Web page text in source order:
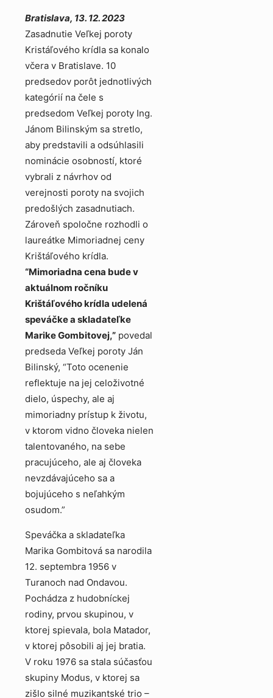
Bratislava, 13. 12. 2023
Zasadnutie Veľkej poroty
Kristáľového krídla sa konalo
včera v Bratislave. 10
predsedov porôt jednotlivých
kategórií na čele s
predsedom Veľkej poroty Ing.
Jánom Bilinským sa stretlo,
aby predstavili a odsúhlasili
nominácie osobností, ktoré
vybrali z návrhov od
verejnosti poroty na svojich
predošlých zasadnutiach.
Zároveň spoločne rozhodli o
laureátke Mimoriadnej ceny
Krištáľového krídla.
“Mimoriadna cena bude v
aktuálnom ročníku
Krištáľového krídla udelená
speváčke a skladateľke
Marike Gombitovej,” povedal
predseda Veľkej poroty Ján
Bilinský, “Toto ocenenie
reflektuje na jej celoživotné
dielo, úspechy, ale aj
mimoriadny prístup k životu,
v ktorom vidno človeka nielen
talentovaného, na sebe
pracujúceho, ale aj človeka
nevzdávajúceho sa a
bojujúceho s neľahkým
osudom.”
Speváčka a skladateľka
Marika Gombitová sa narodila
12. septembra 1956 v
Turanoch nad Ondavou.
Pochádza z hudobníckej
rodiny, prvou skupinou, v
ktorej spievala, bola Matador,
v ktorej pôsobili aj jej bratia.
V roku 1976 sa stala súčasťou
skupiny Modus, v ktorej sa
zišlo silné muzikantské trio –